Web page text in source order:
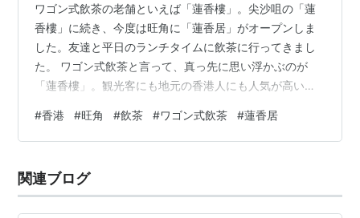
ワゴン式飲茶の老舗といえば「蓮香樓」。尖沙咀の「蓮
香樓」に続き、今度は旺角に「蓮香居」がオープンしま
した。友達と平日のランチタイムに飲茶に行ってきまし
た。 ワゴン式飲茶と言って、真っ先に思い浮かぶのが
「蓮香樓」。観光客にも地元の香港人にも人気が高い、
Lin Heung Tea House（リンヒョンラウ、リンヒョン・
ティーハウス、蓮香楼）」が、去年（2025年）半ば尖沙
ました。 これに続き、去年12月には旺角 Mong Kok（モ
ンコック）に「蓮香居 Lin Heun…
#香港 #旺角 #飲茶 #ワゴン式飲茶 #蓮香居
関連ブログ